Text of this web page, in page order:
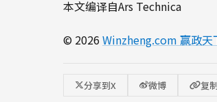
本文编译自Ars Technica
© 2026 Winzheng.com 赢政天
分享到X 微博 复